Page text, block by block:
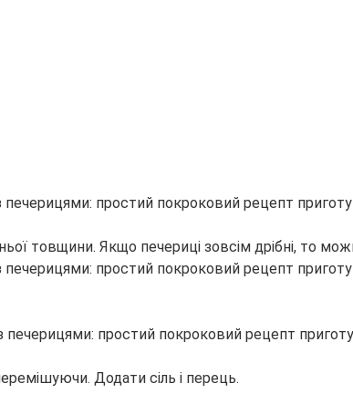
товщини. Якщо печериці зовсім дрібні, то
Додати сіль і перець.